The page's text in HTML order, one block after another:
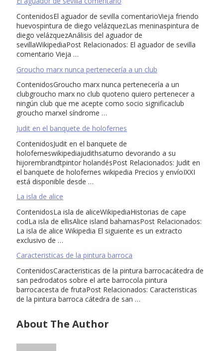
ContenidosEl aguador de sevilla comentarioVieja friendo
huevospintura de diego velázquezLas meninaspintura de
diego velázquezAnálisis del aguador de
sevillaWikipediaPost Relacionados: El aguador de sevilla
comentario Vieja …
Groucho marx nunca pertenecería a un club
ContenidosGroucho marx nunca pertenecería a un
clubgroucho marx no club quoteno quiero pertenecer a
ningún club que me acepte como socio significaclub
groucho marxel síndrome …
Judit en el banquete de holofernes
ContenidosJudit en el banquete de
holoferneswikipediajudithsaturno devorando a su
hijorembrandtpintor holandésPost Relacionados: Judit en
el banquete de holofernes wikipedia Precios y envíoIXXI
está disponible desde …
La isla de alice
ContenidosLa isla de aliceWikipediaHistorias de cape
codLa isla de ellisAlice island bahamasPost Relacionados:
La isla de alice Wikipedia El siguiente es un extracto
exclusivo de …
Caracteristicas de la pintura barroca
ContenidosCaracteristicas de la pintura barrocacátedra de
san pedrodatos sobre el arte barrocola pintura
barrocacesta de frutaPost Relacionados: Caracteristicas
de la pintura barroca cátedra de san …
About The Author